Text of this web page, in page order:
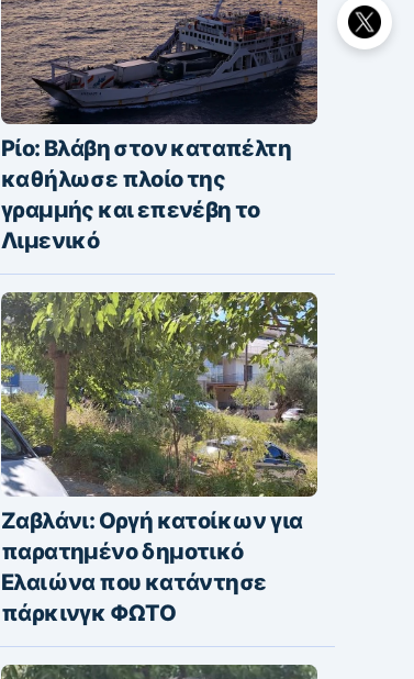
Ρίο: Βλάβη στον καταπέλτη
καθήλωσε πλοίο της
γραμμής και επενέβη το
Λιμενικό
Ζαβλάνι: Οργή κατοίκων για
παρατημένο δημοτικό
Ελαιώνα που κατάντησε
πάρκινγκ ΦΩΤΟ